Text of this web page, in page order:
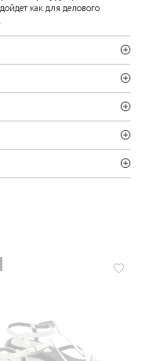
как для делового